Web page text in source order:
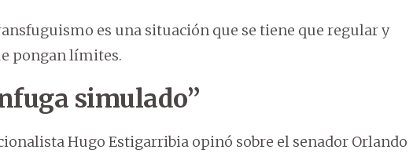
es una situación que se tiene que regular y
pongan límites.
simulado”
Hugo Estigarribia opinó sobre el senador Orlando